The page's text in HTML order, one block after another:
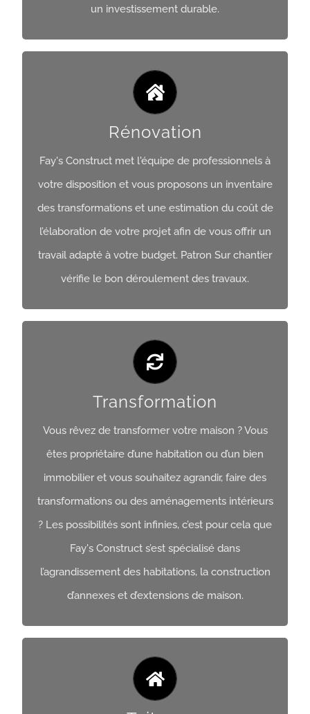
un investissement durable.
Rénovation
Fay's Construct met l'équipe de professionnels à
votre disposition et vous proposons un inventaire
des transformations et une estimation du coût de
l’élaboration de votre projet afin de vous offrir un
travail adapté à votre budget. Patron Sur chantier
vérifie le bon déroulement des travaux.
Rénovation
Transformation
Vous rêvez de transformer votre maison ? Vous
êtes propriétaire d’une habitation ou d’un bien
immobilier et vous souhaitez agrandir, faire des
transformations ou des aménagements intérieurs
? Les possibilités sont infinies, c’est pour cela que
Fay's Construct s’est spécialisé dans
l’agrandissement des habitations, la construction
d’annexes et d’extensions de maison.
Transformation